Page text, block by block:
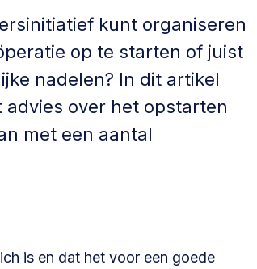
>
gemeenschappen
buurten, contact stimuleren,
uitbreiden >
kunt organiseren
op te starten of juist
nadelen? In dit artikel
advies over het opstarten
met een aantal
is en dat het voor een goede